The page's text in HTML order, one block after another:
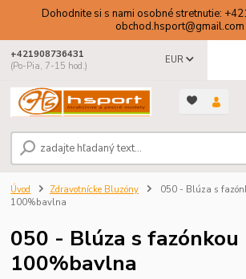
Dohodnite si s nami osobné stretnutie:
obchod.hsport@gmail.com
EUR
+421908736431
(Po-Pia, 7-15 hod.)
Úvod Zdravotnícke Bluzóny
050 - Blúza s
100%bavlna
050 - Blúza s fazónkou
100%bavlna